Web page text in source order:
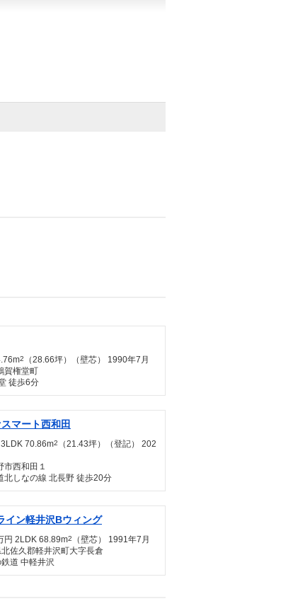
2
（28.66坪）（壁芯） 1990年7月
賀権堂町
徒歩6分
マート西和田
70.86m2
（21.43坪）（登記） 202
市西和田１
北しなの線 北長野 徒歩20分
イン軽井沢Bウィング
円 2LDK 68.89m2
（壁芯） 1991年7月
佐久郡軽井沢町大字長倉
鉄道 中軽井沢